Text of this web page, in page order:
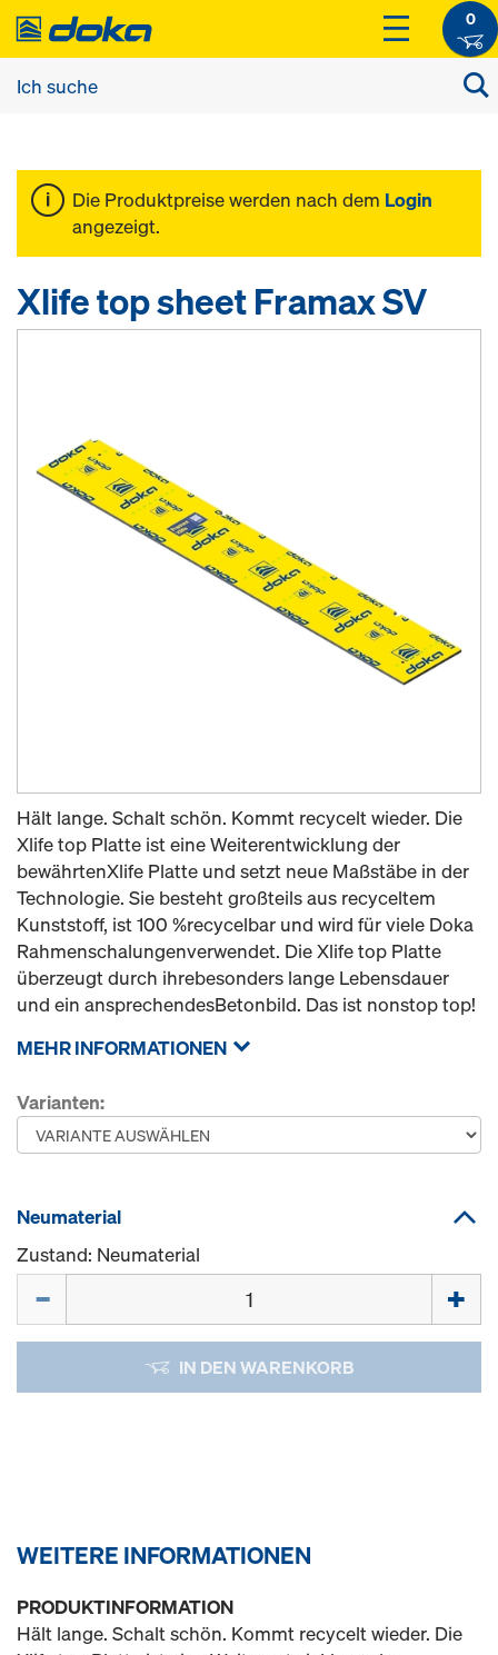
0
Die Produktpreise werden nach dem Login
angezeigt.
Xlife top sheet Framax SV
Hält lange. Schalt schön. Kommt recycelt wieder. Die
Xlife top Platte ist eine Weiterentwicklung der
bewährtenXlife Platte und setzt neue Maßstäbe in der
Technologie. Sie besteht großteils aus recyceltem
Kunststoff, ist 100 %recycelbar und wird für viele Doka
Rahmenschalungenverwendet. Die Xlife top Platte
überzeugt durch ihrebesonders lange Lebensdauer
und ein ansprechendesBetonbild. Das ist nonstop top!
MEHR INFORMATIONEN
Varianten:
Neumaterial
Zustand: Neumaterial
IN DEN WARENKORB
WEITERE INFORMATIONEN
PRODUKTINFORMATION
Hält lange. Schalt schön. Kommt recycelt wieder. Die